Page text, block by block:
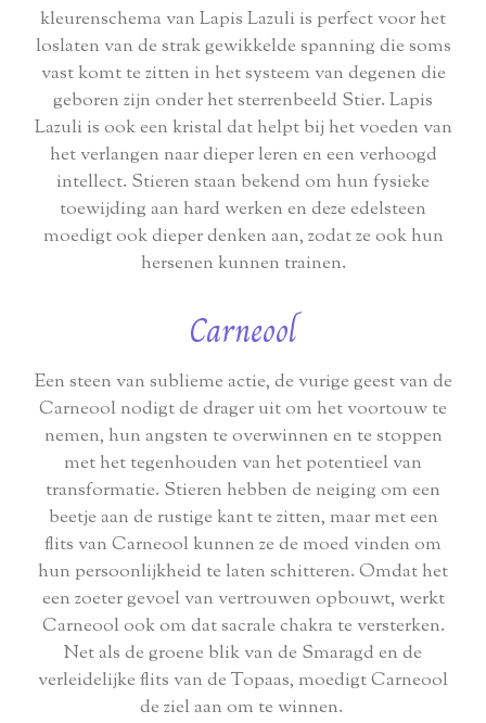
kleurenschema van Lapis Lazuli is perfect voor het
loslaten van de strak gewikkelde spanning die soms
vast komt te zitten in het systeem van degenen die
geboren zijn onder het sterrenbeeld Stier. Lapis
Lazuli is ook een kristal dat helpt bij het voeden van
het verlangen naar dieper leren en een verhoogd
intellect. Stieren staan bekend om hun fysieke
toewijding aan hard werken en deze edelsteen
moedigt ook dieper denken aan, zodat ze ook hun
hersenen kunnen trainen.
Carneool
Een steen van sublieme actie, de vurige geest van de
Carneool nodigt de drager uit om het voortouw te
nemen, hun angsten te overwinnen en te stoppen
met het tegenhouden van het potentieel van
transformatie. Stieren hebben de neiging om een
beetje aan de rustige kant te zitten, maar met een
flits van Carneool kunnen ze de moed vinden om
hun persoonlijkheid te laten schitteren. Omdat het
een zoeter gevoel van vertrouwen opbouwt, werkt
Carneool ook om dat sacrale chakra te versterken.
Net als de groene blik van de Smaragd en de
verleidelijke flits van de Topaas, moedigt Carneool
de ziel aan om te winnen.